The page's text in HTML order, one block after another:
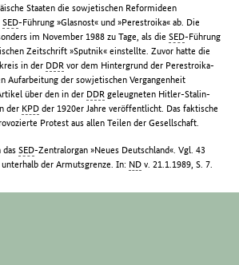
Staaten die sowjetischen Reformideen
SED-Führung »Glasnost« und »Perestroika« ab. Die
im November 1988 zu Tage, als dieSED-Führung
Zeitschrift »Sputnik« einstellte. Zuvor hatte die
in der DDR vor dem Hintergrund der Perestroika-
Aufarbeitung der sowjetischen Vergangenheit
über den in der DDR geleugneten Hitler-Stalin-
der KPD der 1920er Jahre veröffentlicht. Das faktische
Protest aus allen Teilen der Gesellschaft.
dasSED-Zentralorgan »Neues Deutschland«. Vgl. 43
der Armutsgrenze. In: ND v. 21.1.1989, S. 7.